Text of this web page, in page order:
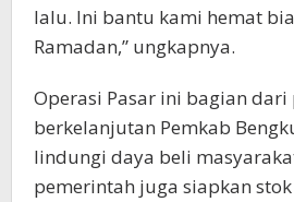
lalu. Ini bantu kami hemat
Ramadan,” ungkapnya.
Operasi Pasar ini bagian
berkelanjutan Pemkab
lindungi daya beli
pemerintah juga siapkan